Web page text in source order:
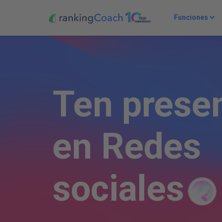
Funciones
Ten prese
en Redes
sociales